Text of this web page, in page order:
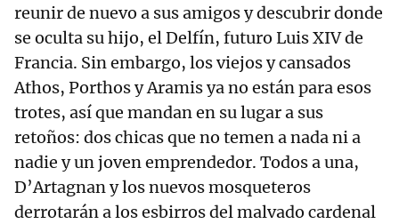
reunir de nuevo a sus amigos y descubrir donde
se oculta su hijo, el Delfín, futuro Luis XIV de
Francia. Sin embargo, los viejos y cansados
Athos, Porthos y Aramis ya no están para esos
trotes, así que mandan en su lugar a sus
retoños: dos chicas que no temen a nada ni a
nadie y un joven emprendedor. Todos a una,
D’Artagnan y los nuevos mosqueteros
derrotarán a los esbirros del malvado cardenal